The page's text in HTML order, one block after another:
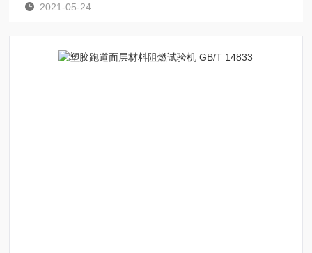
2021-05-24